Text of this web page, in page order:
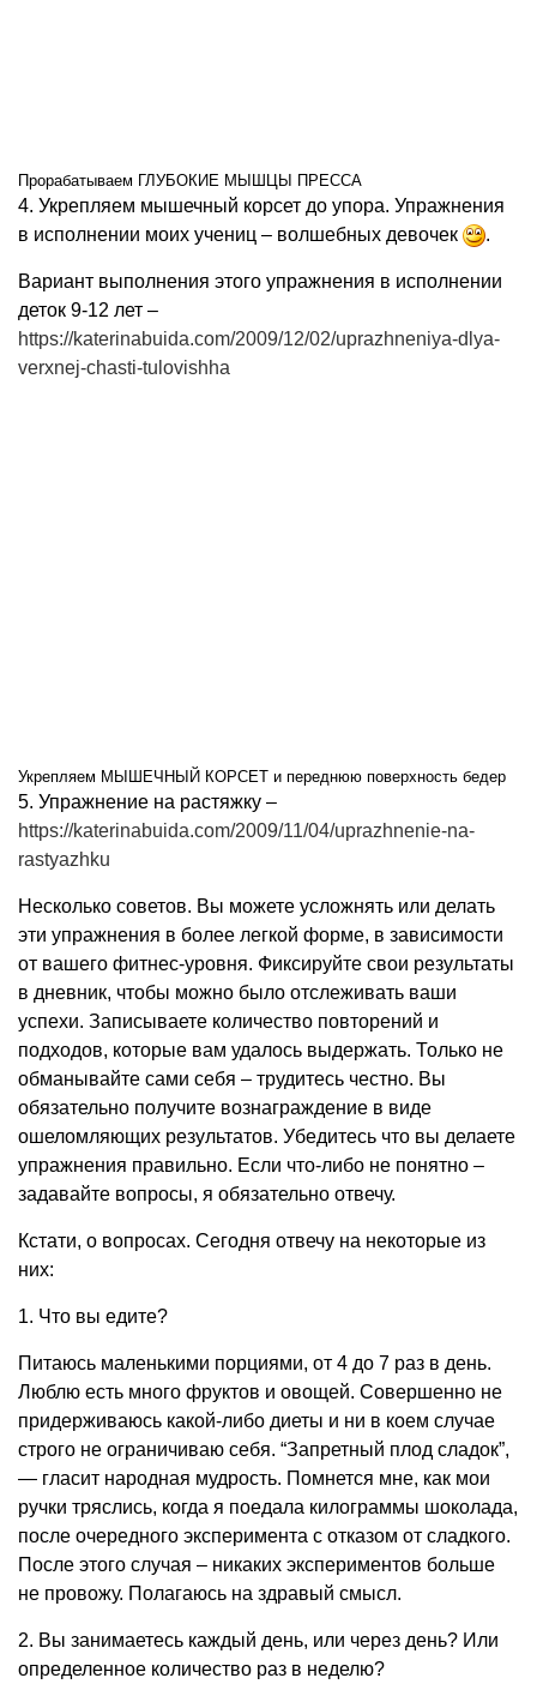
Прорабатываем ГЛУБОКИЕ МЫШЦЫ ПРЕССА
4. Укрепляем мышечный корсет до упора. Упражнения
в исполнении моих учениц – волшебных девочек
.
Вариант выполнения этого упражнения в исполнении
деток 9-12 лет –
https://katerinabuida.com/2009/12/02/uprazhneniya-dlya-
verxnej-chasti-tulovishha
Укрепляем МЫШЕЧНЫЙ КОРСЕТ и переднюю поверхность бедер
5. Упражнение на растяжку –
https://katerinabuida.com/2009/11/04/uprazhnenie-na-
rastyazhku
Несколько советов. Вы можете усложнять или делать
эти упражнения в более легкой форме, в зависимости
от вашего фитнес-уровня. Фиксируйте свои результаты
в дневник, чтобы можно было отслеживать ваши
успехи. Записываете количество повторений и
подходов, которые вам удалось выдержать. Только не
обманывайте сами себя – трудитесь честно. Вы
обязательно получите вознаграждение в виде
ошеломляющих результатов. Убедитесь что вы делаете
упражнения правильно. Если что-либо не понятно –
задавайте вопросы, я обязательно отвечу.
Кстати, о вопросах. Сегодня отвечу на некоторые из
них:
1. Что вы едите?
Питаюсь маленькими порциями, от 4 до 7 раз в день.
Люблю есть много фруктов и овощей. Совершенно не
придерживаюсь какой-либо диеты и ни в коем случае
строго не ограничиваю себя. “Запретный плод сладок”,
— гласит народная мудрость. Помнется мне, как мои
ручки тряслись, когда я поедала килограммы шоколада,
после очередного эксперимента с отказом от сладкого.
После этого случая – никаких экспериментов больше
не провожу. Полагаюсь на здравый смысл.
2. Вы занимаетесь каждый день, или через день? Или
определенное количество раз в неделю?